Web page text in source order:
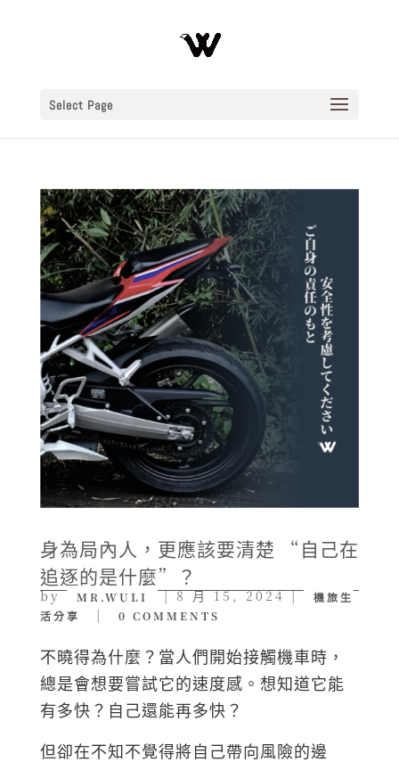
Select Page
身為局內人，更應該要清楚 “自己在
追逐的是什麼”？
by MR.WULI |8 月 15, 2024|
機旅生
活分享
| 0 COMMENTS
不曉得為什麼？當人們開始接觸機車時，
總是會想要嘗試它的速度感。想知道它能
有多快？自己還能再多快？
但卻在不知不覺得將自己帶向風險的邊